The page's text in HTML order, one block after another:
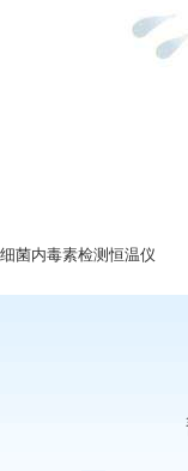
细菌内毒素检测恒温仪